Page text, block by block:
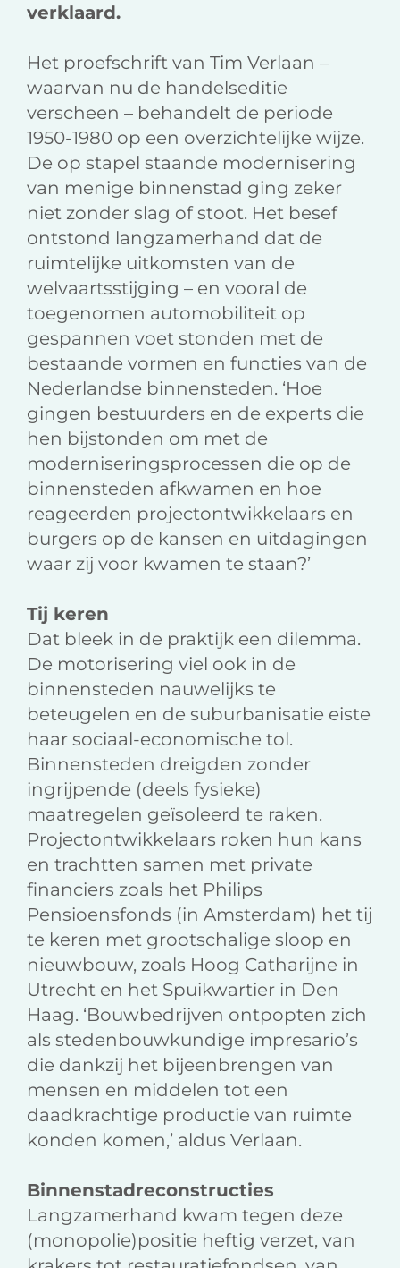
verklaard.
Het proefschrift van Tim Verlaan –
waarvan nu de handelseditie
verscheen – behandelt de periode
1950-1980 op een overzichtelijke wijze.
De op stapel staande modernisering
van menige binnenstad ging zeker
niet zonder slag of stoot. Het besef
ontstond langzamerhand dat de
ruimtelijke uitkomsten van de
welvaartsstijging – en vooral de
toegenomen automobiliteit op
gespannen voet stonden met de
bestaande vormen en functies van de
Nederlandse binnensteden. ‘Hoe
gingen bestuurders en de experts die
hen bijstonden om met de
moderniseringsprocessen die op de
binnensteden afkwamen en hoe
reageerden projectontwikkelaars en
burgers op de kansen en uitdagingen
waar zij voor kwamen te staan?’
Tij keren
Dat bleek in de praktijk een dilemma.
De motorisering viel ook in de
binnensteden nauwelijks te
beteugelen en de suburbanisatie eiste
haar sociaal-economische tol.
Binnensteden dreigden zonder
ingrijpende (deels fysieke)
maatregelen geïsoleerd te raken.
Projectontwikkelaars roken hun kans
en trachtten samen met private
financiers zoals het Philips
Pensioensfonds (in Amsterdam) het tij
te keren met grootschalige sloop en
nieuwbouw, zoals Hoog Catharijne in
Utrecht en het Spuikwartier in Den
Haag. ‘Bouwbedrijven ontpopten zich
als stedenbouwkundige impresario’s
die dankzij het bijeenbrengen van
mensen en middelen tot een
daadkrachtige productie van ruimte
konden komen,’ aldus Verlaan.
Binnenstadreconstructies
Langzamerhand kwam tegen deze
(monopolie)positie heftig verzet, van